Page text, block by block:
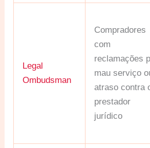
Legal
Ombudsman
Compradores
com
reclamações
mau serviço
atraso contra
prestador
jurídico